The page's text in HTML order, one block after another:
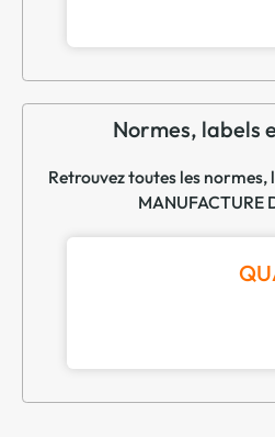
Normes, labels
Retrouvez toutes les
MANUFACTURE